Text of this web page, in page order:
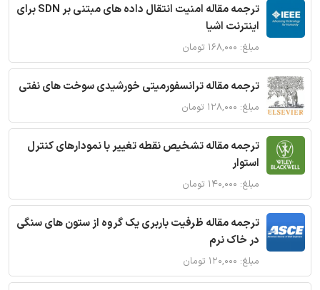
ترجمه مقاله امنیت انتقال داده های مبتنی بر SDN برای
اینترنت اشیا
مبلغ: ۱۶۸,۰۰۰ تومان
ترجمه مقاله ترانسفورمیتی خورشیدی سوخت های نفتی
مبلغ: ۱۲۸,۰۰۰ تومان
ترجمه مقاله تشخیص نقطه تغییر با نمودارهای کنترل
استوار
مبلغ: ۱۴۰,۰۰۰ تومان
ترجمه مقاله ظرفیت باربری یک گروه از ستون های سنگی
در خاک نرم
مبلغ: ۱۲۰,۰۰۰ تومان